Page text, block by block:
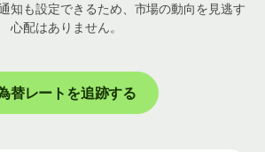
知も設定できるため、市場の動向を見逃す
心配はありません。
替レートを追跡する